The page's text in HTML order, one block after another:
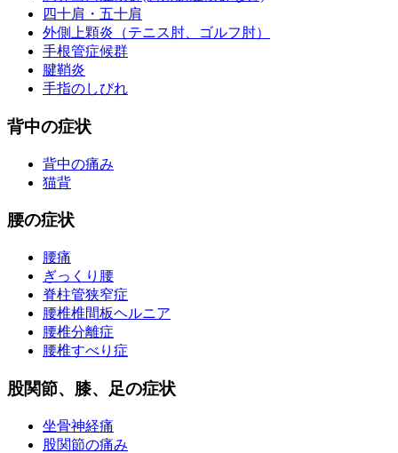
四十肩・五十肩
外側上顆炎（テニス肘、ゴルフ肘）
手根管症候群
腱鞘炎
手指のしびれ
背中の症状
背中の痛み
猫背
腰の症状
腰痛
ぎっくり腰
脊柱管狭窄症
腰椎椎間板ヘルニア
腰椎分離症
腰椎すべり症
股関節、膝、足の症状
坐骨神経痛
股関節の痛み